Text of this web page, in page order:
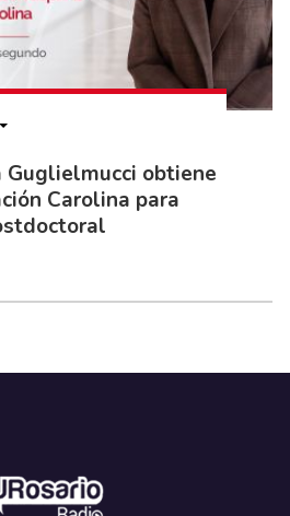
Guglielmucci obtiene
Carolina para